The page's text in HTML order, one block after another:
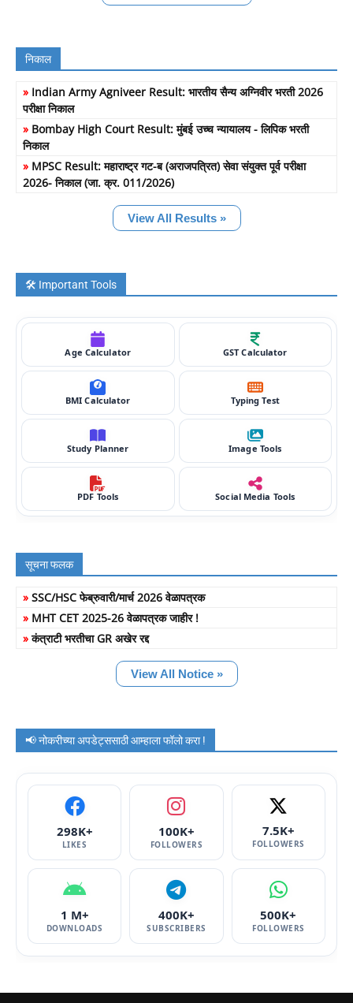
निकाल
» Indian Army Agniveer Result: भारतीय सैन्य अग्निवीर भरती 2026
परीक्षा निकाल
» Bombay High Court Result: मुंबई उच्च न्यायालय - लिपिक भरती
निकाल
» MPSC Result: महाराष्ट्र गट-ब (अराजपत्रित) सेवा संयुक्त पूर्व परीक्षा
2026- निकाल (जा. क्र. 011/2026)
View All Results »
🛠️ Important Tools
Age Calculator GST Calculator
BMI Calculator Typing Test
Study Planner Image Tools
PDF Tools Social Media Tools
सूचना फलक
» SSC/HSC फेब्रुवारी/मार्च 2026 वेळापत्रक
» MHT CET 2025-26 वेळापत्रक जाहीर !
»कंत्राटी भरतीचा GR अखेर रद्द
View All Notice »
📢 नोकरीच्या अपडेट्ससाठी आम्हाला फॉलो करा !
298K+
LIKES
100K+
FOLLOWERS
7.5K+
FOLLOWERS
1 M+
DOWNLOADS
400K+
SUBSCRIBERS
500K+
FOLLOWERS